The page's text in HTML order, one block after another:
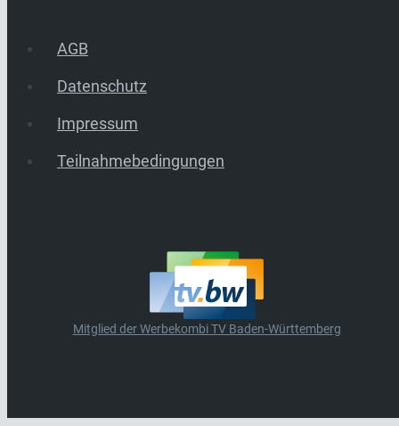
AGB
Datenschutz
Impressum
Teilnahmebedingungen
Mitglied der Werbekombi TV Baden-Württemberg